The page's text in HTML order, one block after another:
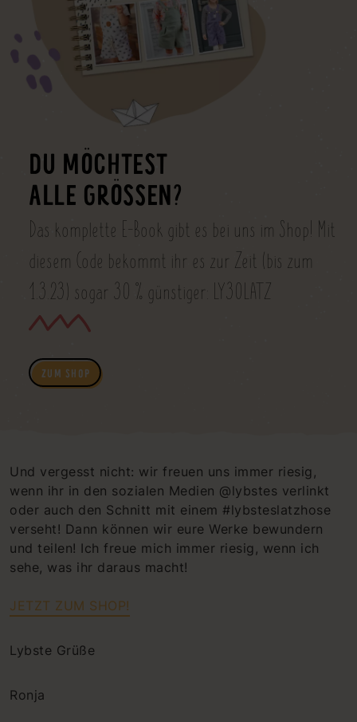
DU MÖCHTEST
ALLE GRÖSSEN?
Das komplette E-Book gibt es bei uns im Shop! Mit
diesem Code bekommt ihr es zur Zeit (bis zum
1.3.23) sogar 30 % günstiger: LY30LATZ
ZUM SHOP
Und vergesst nicht: wir freuen uns immer riesig,
wenn ihr in den sozialen Medien @lybstes verlinkt
oder auch den Schnitt mit einem #lybsteslatzhose
verseht! Dann können wir eure Werke bewundern
und teilen! Ich freue mich immer riesig, wenn ich
sehe, was ihr daraus macht!
JETZT ZUM SHOP!
Lybste Grüße
Ronja